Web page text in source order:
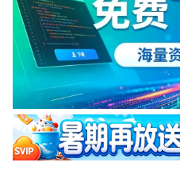
彩虹源码网
2026-05-31 26阅读
源码简介
thinkphp新版创客新零售系统
零售源码下载可封装APP，创
好友团队推广源码支持帮助注